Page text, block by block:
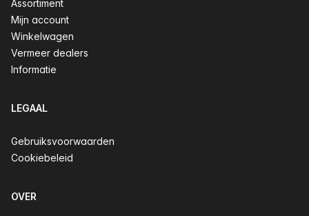
Assortiment
Mijn account
Winkelwagen
Vermeer dealers
Informatie
LEGAAL
Gebruiksvoorwaarden
Cookiebeleid
OVER